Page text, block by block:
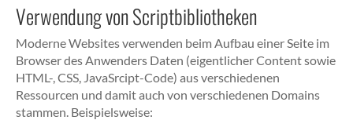
Verwendung von Scriptbibliotheken
Moderne Websites verwenden beim Aufbau einer Seite im
Browser des Anwenders Daten (eigentlicher Content sowie
HTML-, CSS, JavaSrcipt-Code) aus verschiedenen
Ressourcen und damit auch von verschiedenen Domains
stammen. Beispielsweise: